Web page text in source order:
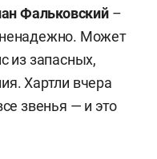
Фальковский –
Может
из запасных,
Хартли вчера
звенья — и это